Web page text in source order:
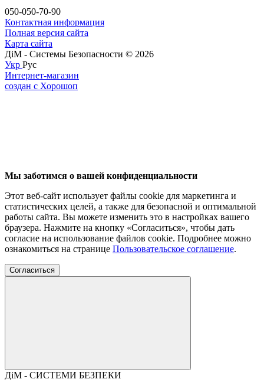
050-050-70-90
Контактная информация
Полная версия сайта
Карта сайта
ДіМ - Системы Безопасности © 2026
Укр Рус
Интернет-магазин
создан с Хорошоп
Мы заботимся о вашей конфиденциальности
Этот веб-сайт использует файлы cookie для маркетинга и
статистических целей, а также для безопасной и оптимальной
работы сайта. Вы можете изменить это в настройках вашего
браузера. Нажмите на кнопку «Согласиться», чтобы дать
согласие на использование файлов cookie. Подробнее можно
ознакомиться на странице Пользовательское соглашение.
Согласиться
ДіМ - СИСТЕМИ БЕЗПЕКИ